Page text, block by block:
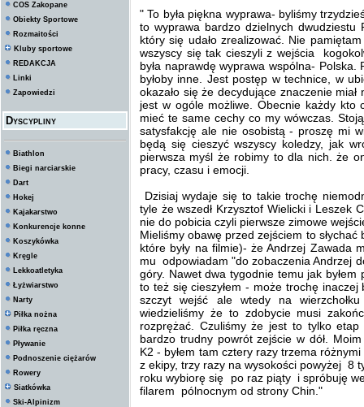
COS Zakopane
Obiekty Sportowe
Rozmaitości
Kluby sportowe
REDAKCJA
Linki
Zapowiedzi
Dyscypliny
Biathlon
Biegi narciarskie
Dart
Hokej
Kajakarstwo
Konkurencje konne
Koszykówka
Kręgle
Lekkoatletyka
Łyżwiarstwo
Narty
Piłka nożna
Piłka ręczna
Pływanie
Podnoszenie ciężarów
Rowery
Siatkówka
Ski-Alpinizm
" To była piękna wyprawa- byliśmy
to wyprawa bardzo dzielnych
który się udało zrealizować. Nie
wszyscy się tak cieszyli z wejścia
była naprawdę wyprawa wspólna-
byłoby inne. Jest postęp w technice, w
okazało się że decydujące znaczenie
jest w ogóle możliwe. Obecnie każdy kto
mieć te same cechy co my wówczas.
satysfakcję ale nie osobistą - proszę mi
będą się cieszyć wszyscy koledzy, jak
pierwsza myśl że robimy to dla nich. że
pracy, czasu i emocji.
Dzisiaj wydaje się to takie trochę
tyle że wszedł Krzysztof Wielicki i
nie do pobicia czyli pierwsze zimowe
Mieliśmy obawę przed zejściem to
które były na filmie)- że Andrzej Zawada
mu odpowiadam "do zobaczenia Andrzej
góry. Nawet dwa tygodnie temu jak
to też się cieszyłem - może trochę
szczyt wejść ale wtedy na
wiedzieliśmy że to zdobycie musi
rozprężać. Czuliśmy że jest to tylko
bardzo trudny powrót zejście w dół.
K2 - byłem tam cztery razy trzema
z ekipy, trzy razy na wysokości powyżej 8
roku wybiorę się po raz piąty i spróbuję
filarem pólnocnym od strony Chin."